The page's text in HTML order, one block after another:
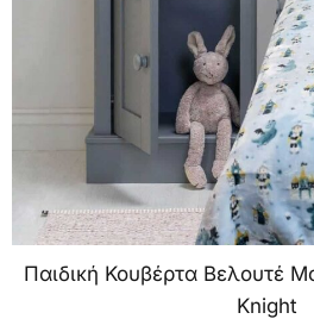
Παιδική Κουβέρτα Βελουτέ
Knight